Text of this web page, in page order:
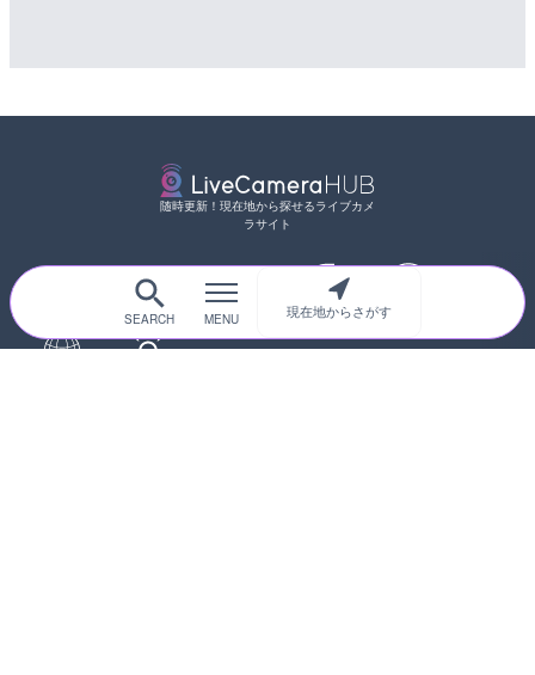
現在地からさがす
随時更新！現在地から探せるライブカメ
ラサイト
都道府県別 道路 河川 台風情報